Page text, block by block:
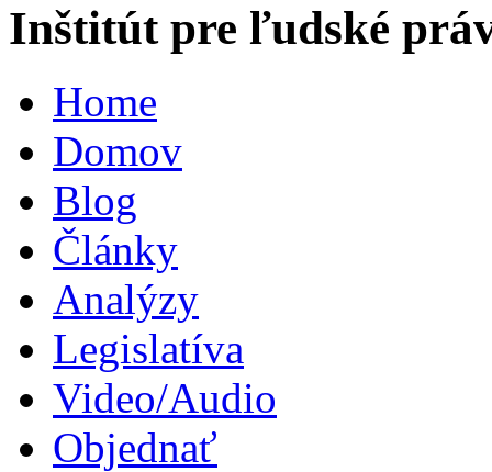
Inštitút pre ľudské
Home
Domov
Blog
Články
Analýzy
Legislatíva
Video/Audio
Objednať